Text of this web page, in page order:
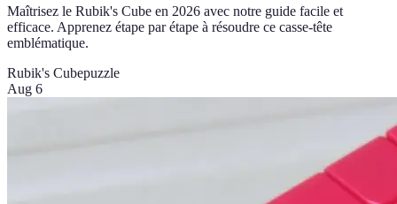
Maîtrisez le Rubik's Cube en 2026 avec notre guide facile et
efficace. Apprenez étape par étape à résoudre ce casse-tête
emblématique.
Rubik's Cubepuzzle
Aug 6